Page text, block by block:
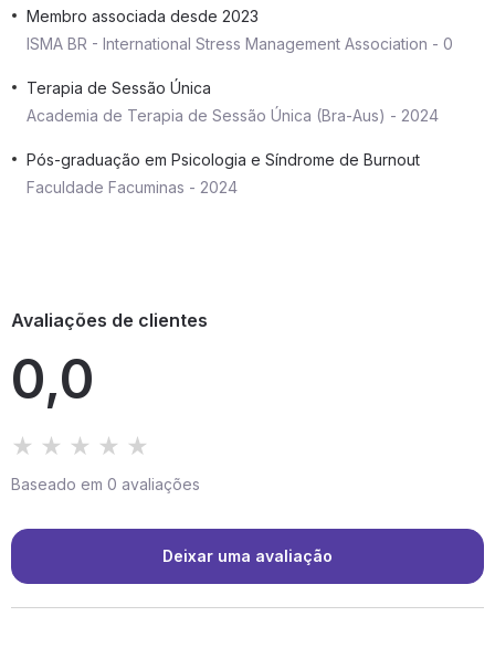
Membro associada desde 2023
ISMA BR - International Stress Management Association - 0
Terapia de Sessão Única
Academia de Terapia de Sessão Única (Bra-Aus) - 2024
Pós-graduação em Psicologia e Síndrome de Burnout
Faculdade Facuminas - 2024
Avaliações de clientes
0,0
Baseado em 0 avaliações
Deixar uma avaliação